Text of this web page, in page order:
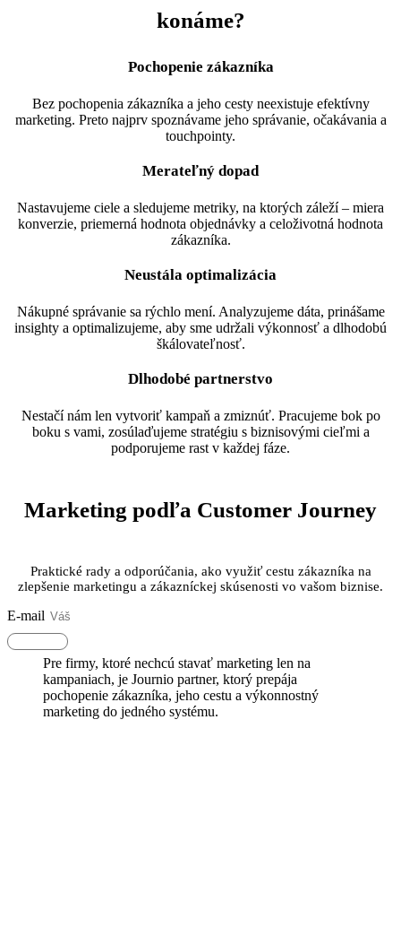
konáme?
Pochopenie zákazníka
Bez pochopenia zákazníka a jeho cesty neexistuje efektívny
marketing. Preto najprv spoznávame jeho správanie, očakávania a
touchpointy.
Merateľný dopad
Nastavujeme ciele a sledujeme metriky, na ktorých záleží – miera
konverzie, priemerná hodnota objednávky a celoživotná hodnota
zákazníka.
Neustála optimalizácia
Nákupné správanie sa rýchlo mení. Analyzujeme dáta, prinášame
insighty a optimalizujeme, aby sme udržali výkonnosť a dlhodobú
škálovateľnosť.
Dlhodobé partnerstvo
Nestačí nám len vytvoriť kampaň a zmiznúť. Pracujeme bok po
boku s vami, zosúlaďujeme stratégiu s biznisovými cieľmi a
podporujeme rast v každej fáze.
Marketing podľa Customer Journey
Praktické rady a odporúčania, ako využiť cestu zákazníka na
zlepšenie marketingu a zákazníckej skúsenosti vo vašom biznise.
E-mail
Pre firmy, ktoré nechcú stavať marketing len na
kampaniach, je Journio partner, ktorý prepája
pochopenie zákazníka, jeho cestu a výkonnostný
marketing do jedného systému.